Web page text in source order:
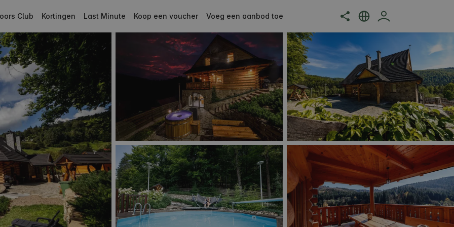
Club Kortingen Last Minute Koop een voucher Voeg een aanbod toe